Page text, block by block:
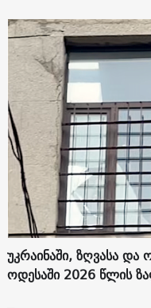
უკრაინაში, ზღვასა
ოდესაში 2026 წლის